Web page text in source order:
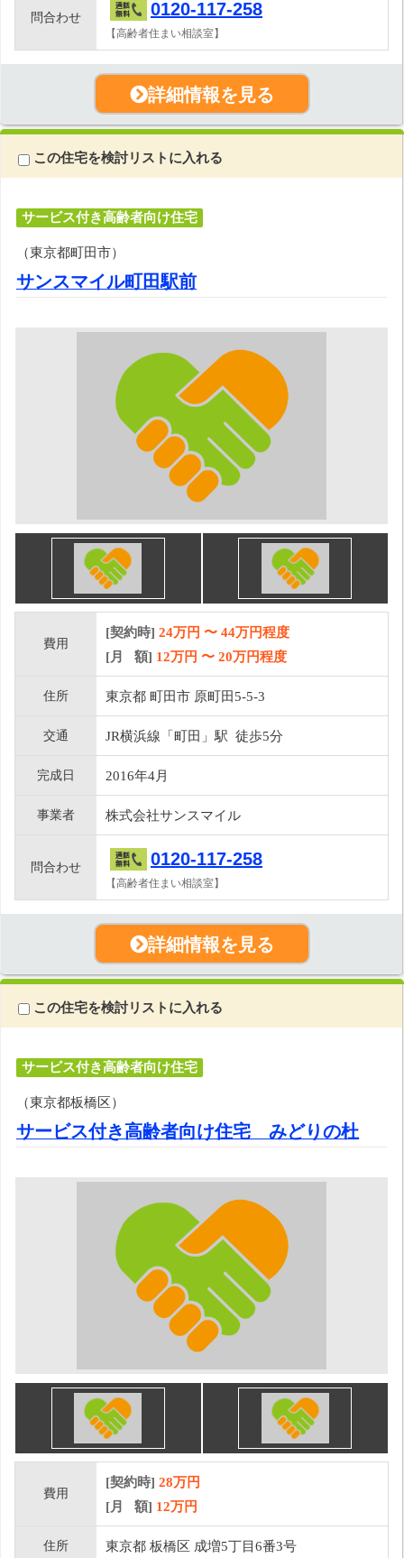
問合わせ 0120-117-258
【高齢者住まい相談室】
詳細情報を見る
この住宅を検討リストに入れる
サービス付き高齢者向け住宅
（東京都町田市）
サンスマイル町田駅前
費用
[契約時] 24万円 〜 44万円程度
[月 額] 12万円 〜 20万円程度
住所 東京都 町田市 原町田5-5-3
交通 JR横浜線「町田」駅 徒歩5分
完成日 2016年4月
事業者 株式会社サンスマイル
問合わせ 0120-117-258
【高齢者住まい相談室】
詳細情報を見る
この住宅を検討リストに入れる
サービス付き高齢者向け住宅
（東京都板橋区）
サービス付き高齢者向け住宅 みどりの杜
費用
[契約時] 28万円
[月 額] 12万円
住所 東京都 板橋区 成増5丁目6番3号